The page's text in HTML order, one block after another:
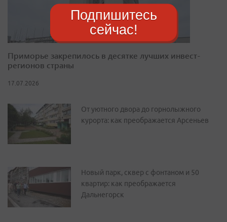
Приморье закрепилось в десятке лучших инвест-
регионов страны
17.07.2026
От уютного двора до горнолыжного
курорта: как преображается Арсеньев
Новый парк, сквер с фонтаном и 50
квартир: как преображается
Дальнегорск
Подпишитесь
сейчас!